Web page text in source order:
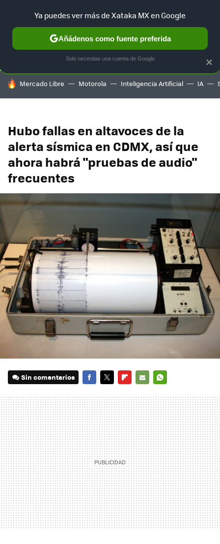
SELECCIÓN GAMING HOME AUTO TERRITORIO
HOY SE HABLA DE
Mercado Libre Motorola Inteligencia Artificial IA
Hubo fallas en altavoces de la
alerta sísmica en CDMX, así que
ahora habrá "pruebas de audio"
frecuentes
Sin comentarios
MAIL
×
Ya puedes ver más de Xataka MX en Google
Añádenos como fuente preferida
Solo necesitas una cuenta de Google